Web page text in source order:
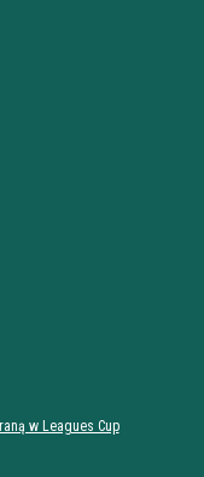
w Leagues Cup